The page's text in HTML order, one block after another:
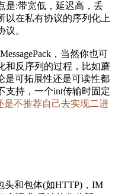
是:带宽低，延迟高，丢
以在私有协议的序列化上
。
，当然你也可
和反序列的过程，比如蘑
是可拓展性还是可读性都
支持，一个int传输时固定
是不推荐自己去实现二进
头和包体(如HTTP)，IM